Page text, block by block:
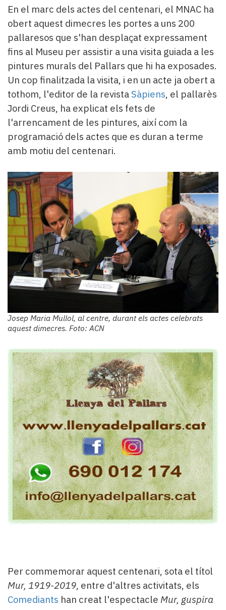
En el marc dels actes del centenari, el MNAC ha
obert aquest dimecres les portes a uns 200
pallaresos que s'han desplaçat expressament
fins al Museu per assistir a una visita guiada a les
pintures murals del Pallars que hi ha exposades.
Un cop finalitzada la visita, i en un acte ja obert a
tothom, l'editor de la revistaSàpiens, el pallarès
Jordi Creus, ha explicat els fets de
l'arrencament de les pintures, així com la
programació dels actes que es duran a terme
amb motiu del centenari.
Josep Maria Mullol, al centre, durant els actes celebrats
aquest dimecres. Foto: ACN
Per commemorar aquest centenari, sota el títol
Mur, 1919-2019, entre d'altres activitats, els
Comediants han creat l'espectacle Mur, guspira